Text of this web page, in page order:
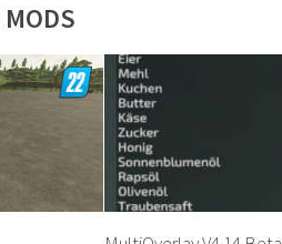
MODS